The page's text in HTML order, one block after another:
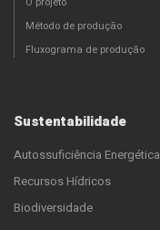
Método de produção
Fluxograma de produção
Sustentabilidade
Autossuficiência Energética
Recursos Hídricos
Biodiversidade